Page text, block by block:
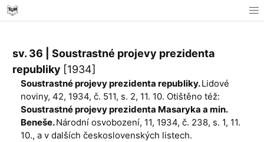
sv. 36 | Soustrastné projevy prezidenta
republiky [1934]
Soustrastné projevy prezidenta republiky.Lidové
noviny, 42, 1934, č. 511, s. 2, 11. 10. Otištěno též:
Soustrastné projevy prezidenta Masaryka a min.
Beneše.Národní osvobození, 11, 1934, č. 238, s. 1, 11.
10., a v dalších československých listech.